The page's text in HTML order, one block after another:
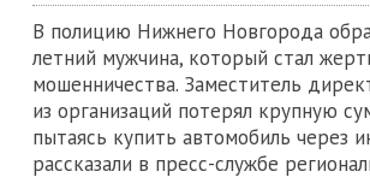
В полицию Нижнего Новгорода
летний мужчина, который стал
мошенничества. Заместитель
из организаций потерял крупную
пытаясь купить автомобиль через
рассказали в пресс-службе